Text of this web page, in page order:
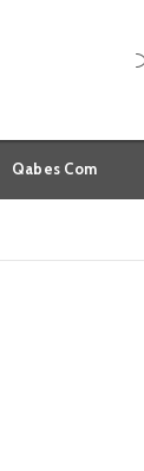
Qabes Com